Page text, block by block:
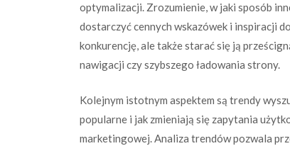
optymalizacji. Zrozumienie, w jaki sposób
dostarczyć cennych wskazówek i inspiracji
konkurencję, ale także starać się ją
nawigacji czy szybszego ładowania strony.
Kolejnym istotnym aspektem są trendy
popularne i jak zmieniają się zapytania
marketingowej. Analiza trendów pozwala